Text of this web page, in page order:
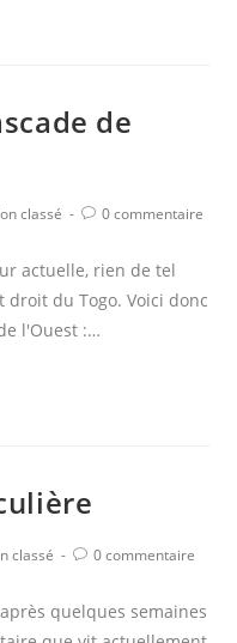
de
classé 0 commentaire
actuelle, rien de tel
du Togo. Voici donc
l'Ouest :…
classé 0 commentaire
quelques semaines